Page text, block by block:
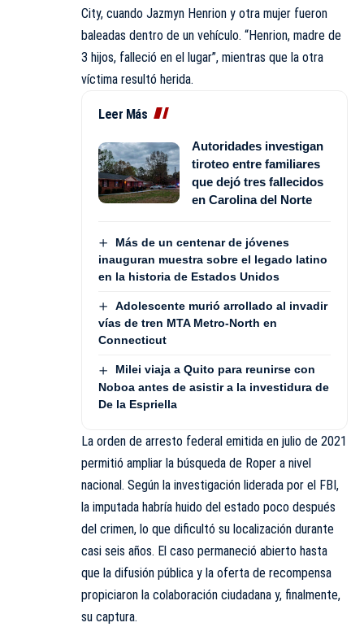
City, cuando Jazmyn Henrion y otra mujer fueron
baleadas dentro de un vehículo. “Henrion, madre de
3 hijos, falleció en el lugar”, mientras que la otra
víctima resultó herida.
Leer Más
Autoridades investigan
tiroteo entre familiares
que dejó tres fallecidos
en Carolina del Norte
Más de un centenar de jóvenes
inauguran muestra sobre el legado latino
en la historia de Estados Unidos
Adolescente murió arrollado al invadir
vías de tren MTA Metro-North en
Connecticut
Milei viaja a Quito para reunirse con
Noboa antes de asistir a la investidura de
De la Espriella
La orden de arresto federal emitida en julio de 2021
permitió ampliar la búsqueda de Roper a nivel
nacional. Según la investigación liderada por el FBI,
la imputada habría huido del estado poco después
del crimen, lo que dificultó su localización durante
casi seis años. El caso permaneció abierto hasta
que la difusión pública y la oferta de recompensa
propiciaron la colaboración ciudadana y, finalmente,
su captura.